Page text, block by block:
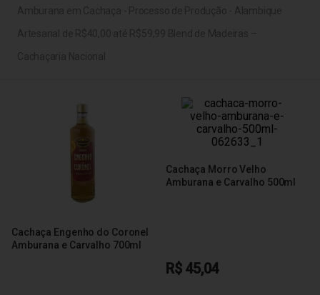
Cachaça Engenho do Coronel
Amburana e Carvalho 700ml
Cachaça Morro Velho
Amburana e Carvalho 500ml
R$ 45,04